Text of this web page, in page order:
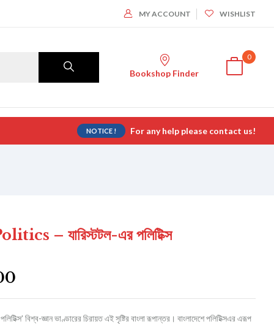
MY ACCOUNT WISHLIST
Bookshop Finder
0
NOTICE ! For any help please contact us!
– যারিস্টটল-এর পলিটিক্স
বিশ্ব-জ্ঞান ভাণ্ডারের চিরায়ত এই সৃষ্টির বাংলা রূপান্তর। বাংলাদেশে পলিটিক্সএর এরূপ